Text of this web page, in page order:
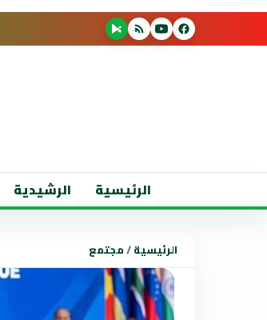
الرئيسية الرشيدية
الرئيسية/مجتمع